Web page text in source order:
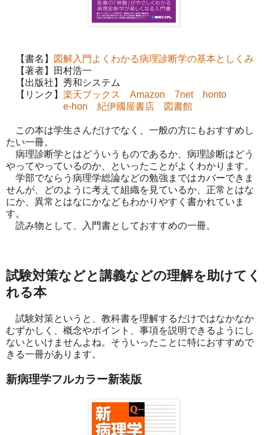
【書名】
図解入門よくわかる病理診断学の基本としくみ
【著者】田村浩一
【出版社】秀和システム
【リンク】 楽天ブックス Amazon 7net
honto
e-hon
紀伊國屋書店 図書館
この本は学生さんだけでなく、一般の方にもおすすめし
たい一冊。
病理診断学とはどういうものであるか、病理診断はどう
やってやっているのか、といったことがよくわかります。
学部でならう病理学総論などの勉強まではカバーできま
せんが、どのように考えて組織を見ているか、正常とはな
にか、異常とはなにかなどもわかりやすく書かれていま
す。
読み物として、入門書としておすすめの一冊。
試験対策などと講義などの理解を助けてく
れる本
試験対策というと、教科書を理解するだけではなかなか
むずかしく、概念やポイント、事項を説明できるようにし
ないといけませんよね。そういったことに特におすすめで
きる一冊があります。
新病理学フルカラー新装版